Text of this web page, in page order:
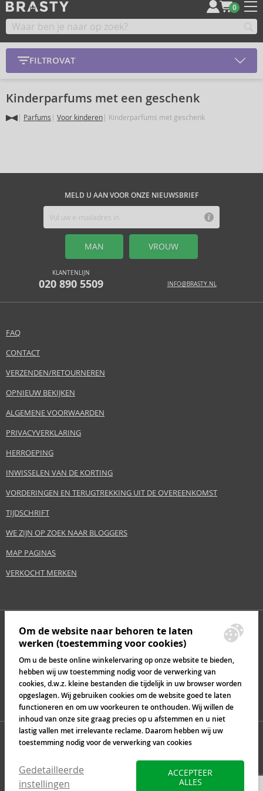
0
FILTROVAT
Kinderparfums met een geschenk
Parfums Voor kinderen Kinderparfums met geschenk
MELD U AAN VOOR ONZE NIEUWSBRIEF
MAN VROUW
KLANTENLIJN
020 890 5509 INFO@BRASTY.NL
FAQ
CONTACT
VERZENDEN/RETOURNEREN
OPNIEUW BEKIJKEN
ALGEMENE VOORWAARDEN
PRIVACYVERKLARING
HERROEPING
INWISSELEN VAN DE KORTING
VORDERINGEN EN TERUGTREKKING UIT DE OVEREENKOMST
TIJDSCHRIFT
WE ZIJN OP ZOEK NAAR BLOGGERS
MAP PAGINAS
VERKOCHT MERKEN
Om de website naar behoren te laten
werken (toestemming voor cookies)
Om u de beste online winkelervaring op onze website te bieden,
hebben wij uw toestemming nodig voor de verwerking van
cookies, d.w.z. kleine bestanden die tijdelijk in uw browser worden
opgeslagen. Wij gebruiken cookies om de website goed te laten
functioneren en om uw voorkeuren te onthouden. Wij willen de
inhoud van onze site graag precies op u afstemmen en u niet
lastig vallen met irrelevante reclame. Daarom hebben wij uw
toestemming nodig voor de verwerking van cookies
Gedetailleerde
instellingen
ACCEPTEER
ALLES